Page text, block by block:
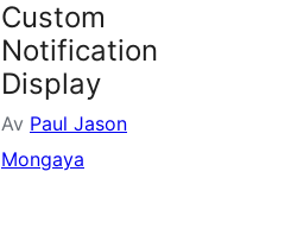
Custom
Notification
Display
Av Paul Jason
Mongaya